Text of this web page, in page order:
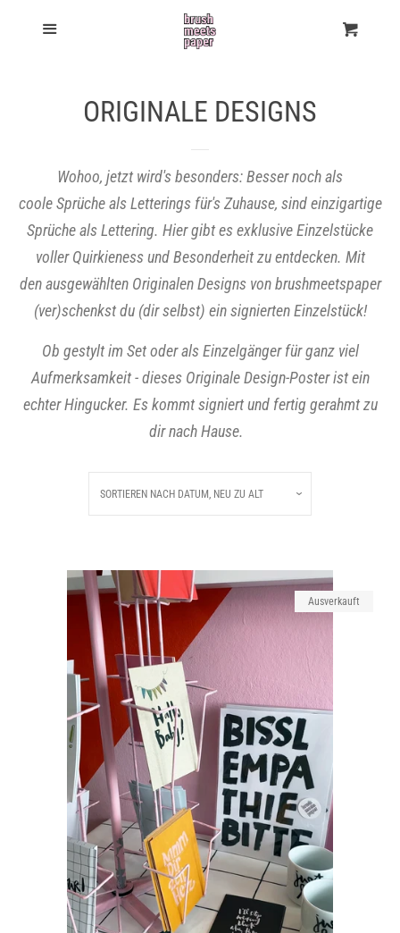
Shop
Neuheiten
Postkarten
Workshops
Weihnachten
Kunst / Originale Werke
Newsletter 💌
Workshops
ORIGINALE DESIGNS
Wohoo, jetzt wird's besonders: Besser noch als
coole Sprüche als Letterings für's Zuhause, sind einzigartige
Sprüche als Lettering. Hier gibt es exklusive Einzelstücke
voller Quirkieness und Besonderheit zu entdecken. Mit
den ausgewählten Originalen Designs von brushmeetspaper
(ver)schenkst du (dir selbst) ein signierten Einzelstück!
Ob gestylt im Set oder als Einzelgänger für ganz viel
Aufmerksamkeit - dieses Originale Design-Poster ist ein
echter Hingucker. Es kommt signiert und fertig gerahmt zu
dir nach Hause.
SORTIEREN NACH DATUM, NEU ZU ALT
Ausverkauft
$(document).ready(function() { $('body').on('click',
'[name="checkout"], [name="goto_pp"], [name="goto_gc"]',
else { alert("You must agree with the terms and conditions of
$(document).ready(function() { $('body').on('click',
'[name="checkout"], [name="goto_pp"], [name="goto_gc"]',
function() { if ($('#agree').is(':checked')) { $(this).submit(); }
else { alert("You must agree with the terms and conditions of
sales to check out."); return false; } }); });